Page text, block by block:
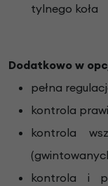
tylnego koła
Dodatkowo w
pełna
kontrola
kontrola
kontrola i